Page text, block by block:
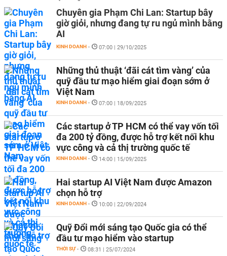
Chuyên gia Phạm Chi Lan: Startup bây
giờ giỏi, nhưng đang tự ru ngủ mình bằng
AI
KINH DOANH - 07:00 | 29/10/2025
Những thủ thuật ‘đãi cát tìm vàng’ của
quỹ đầu tư mạo hiểm giai đoạn sớm ở
Việt Nam
KINH DOANH - 07:00 | 18/09/2025
Các startup ở TP HCM có thể vay vốn tối
đa 200 tỷ đồng, được hỗ trợ kết nối khu
vực công và cả thị trường quốc tế
KINH DOANH - 14:00 | 15/09/2025
Hai startup AI Việt Nam được Amazon
chọn hỗ trợ
KINH DOANH - 10:00 | 22/09/2024
Quỹ Đổi mới sáng tạo Quốc gia có thể
đầu tư mạo hiểm vào startup
THỜI SỰ - 08:31 | 25/07/2024